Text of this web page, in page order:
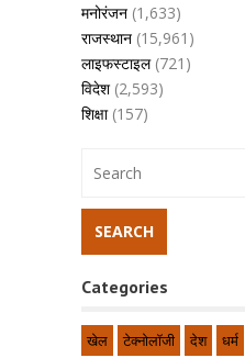
मनोरंजन (1,633)
राजस्थान (15,961)
लाइफस्टाइल(721)
विदेश(2,593)
शिक्षा(157)
Categories
खेल टेक्नोलॉजी देश धर्म